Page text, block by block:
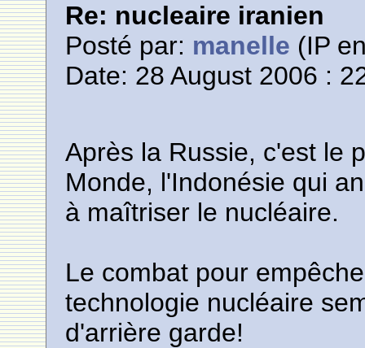
Re: nucleaire iranien
Posté par: manelle (IP
Date: 28 August 2006 :
Après la Russie, c'est le
Monde, l'Indonésie qui
à maîtriser le nucléaire.
Le combat pour
technologie nucléaire
d'arrière garde!